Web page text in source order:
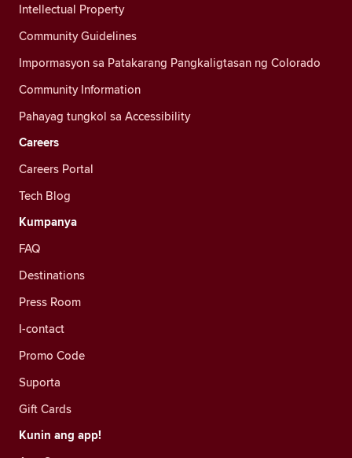
Intellectual Property
Community Guidelines
Impormasyon sa Patakarang Pangkaligtasan ng Colorado
Community Information
Pahayag tungkol sa Accessibility
Careers
Careers Portal
Tech Blog
Kumpanya
FAQ
Destinations
Press Room
I-contact
Promo Code
Suporta
Gift Cards
Kunin ang app!